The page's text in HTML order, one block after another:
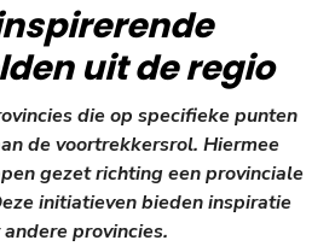
uit de regio
die op specifieke punten
de voortrekkersrol. Hiermee
gezet richting een provinciale
initiatieven biedeninspiratie
andere provincies.